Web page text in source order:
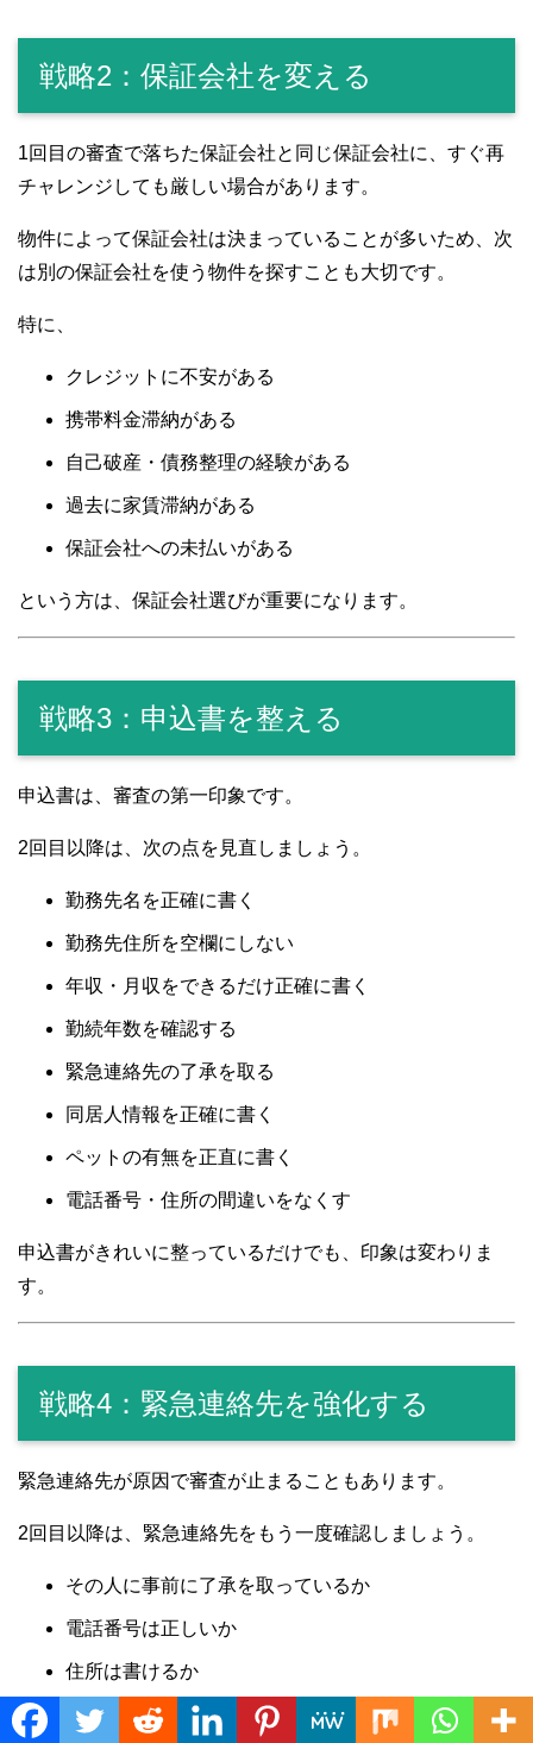
戦略2：保証会社を変える
1回目の審査で落ちた保証会社と同じ保証会社に、すぐ再
チャレンジしても厳しい場合があります。
物件によって保証会社は決まっていることが多いため、次
は別の保証会社を使う物件を探すことも大切です。
特に、
クレジットに不安がある
携帯料金滞納がある
自己破産・債務整理の経験がある
過去に家賃滞納がある
保証会社への未払いがある
という方は、保証会社選びが重要になります。
戦略3：申込書を整える
申込書は、審査の第一印象です。
2回目以降は、次の点を見直しましょう。
勤務先名を正確に書く
勤務先住所を空欄にしない
年収・月収をできるだけ正確に書く
勤続年数を確認する
緊急連絡先の了承を取る
同居人情報を正確に書く
ペットの有無を正直に書く
電話番号・住所の間違いをなくす
申込書がきれいに整っているだけでも、印象は変わりま
す。
戦略4：緊急連絡先を強化する
緊急連絡先が原因で審査が止まることもあります。
2回目以降は、緊急連絡先をもう一度確認しましょう。
その人に事前に了承を取っているか
電話番号は正しいか
住所は書けるか
本人との関係性を説明できるか
Translate »